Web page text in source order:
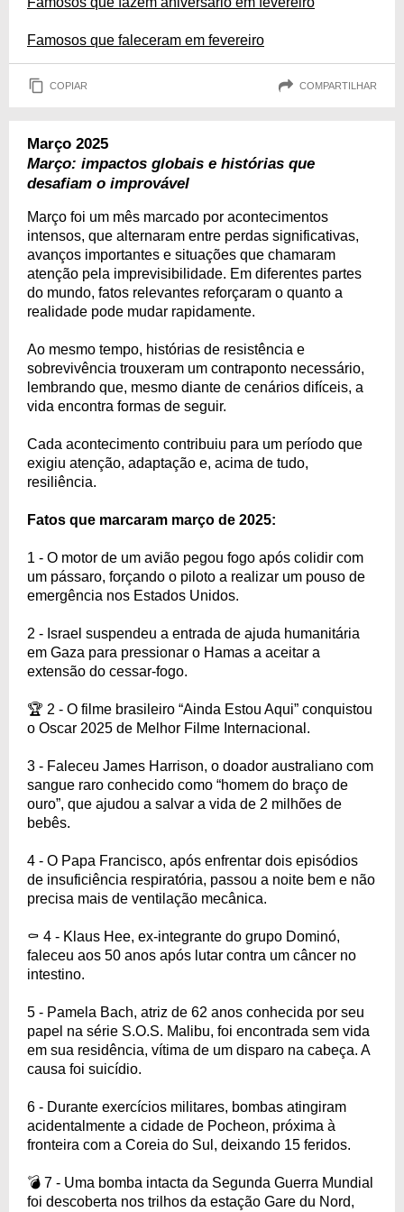
Famosos que faleceram em fevereiro
COPIAR COMPARTILHAR
Março 2025
Março: impactos globais e histórias que
desafiam o improvável
Março foi um mês marcado por acontecimentos
intensos, que alternaram entre perdas significativas,
avanços importantes e situações que chamaram
atenção pela imprevisibilidade. Em diferentes partes
do mundo, fatos relevantes reforçaram o quanto a
realidade pode mudar rapidamente.
Ao mesmo tempo, histórias de resistência e
sobrevivência trouxeram um contraponto necessário,
lembrando que, mesmo diante de cenários difíceis, a
vida encontra formas de seguir.
Cada acontecimento contribuiu para um período que
exigiu atenção, adaptação e, acima de tudo,
resiliência.
Fatos que marcaram março de 2025:
1 - O motor de um avião pegou fogo após colidir com
um pássaro, forçando o piloto a realizar um pouso de
emergência nos Estados Unidos.
2 - Israel suspendeu a entrada de ajuda humanitária
em Gaza para pressionar o Hamas a aceitar a
extensão do cessar-fogo.
🏆 2 - O filme brasileiro “Ainda Estou Aqui” conquistou
o Oscar 2025 de Melhor Filme Internacional.
3 - Faleceu James Harrison, o doador australiano com
sangue raro conhecido como “homem do braço de
ouro”, que ajudou a salvar a vida de 2 milhões de
bebês.
4 - O Papa Francisco, após enfrentar dois episódios
de insuficiência respiratória, passou a noite bem e não
precisa mais de ventilação mecânica.
⚰️ 4 - Klaus Hee, ex-integrante do grupo Dominó,
faleceu aos 50 anos após lutar contra um câncer no
intestino.
5 - Pamela Bach, atriz de 62 anos conhecida por seu
papel na série S.O.S. Malibu, foi encontrada sem vida
em sua residência, vítima de um disparo na cabeça. A
causa foi suicídio.
6 - Durante exercícios militares, bombas atingiram
acidentalmente a cidade de Pocheon, próxima à
fronteira com a Coreia do Sul, deixando 15 feridos.
💣 7 - Uma bomba intacta da Segunda Guerra Mundial
foi descoberta nos trilhos da estação Gare du Nord,